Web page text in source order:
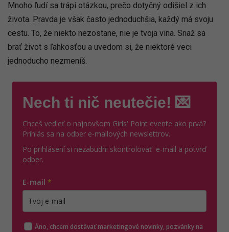
Mnoho ľudí sa trápi otázkou, prečo dotyčný odišiel z ich
života. Pravda je však často jednoduchšia, každý má svoju
cestu. To, že niekto nezostane, nie je tvoja vina. Snaž sa
brať život s ľahkosťou a uvedom si, že niektoré veci
jednoducho nezmeníš.
Nech ti nič neutečie! 💌
Chceš vedieť o najnovšom Girls' Point evente ako prvá?
Prihlás sa na odber e-mailových newslettrov.
Po prihlásení si nezabudni skontrolovať e-mail a potvrď
odber.
E-mail *
Áno, chcem dostávať marketingové novinky, pozvánky na